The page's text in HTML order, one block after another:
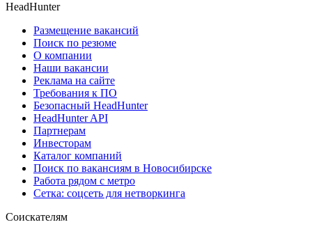
HeadHunter
Размещение вакансий
Поиск по резюме
О компании
Наши вакансии
Реклама на сайте
Требования к ПО
Безопасный HeadHunter
HeadHunter API
Партнерам
Инвесторам
Каталог компаний
Поиск по вакансиям в Новосибирске
Работа рядом с метро
Сетка: соцсеть для нетворкинга
Соискателям